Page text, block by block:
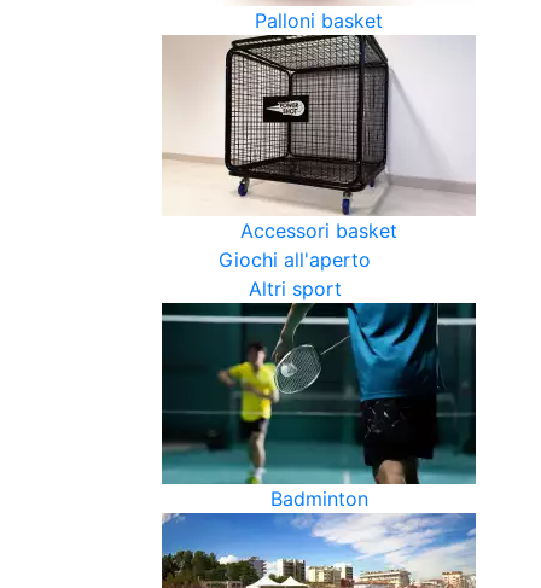
Palloni basket
Accessori basket
Giochi all'aperto
Altri sport
Badminton